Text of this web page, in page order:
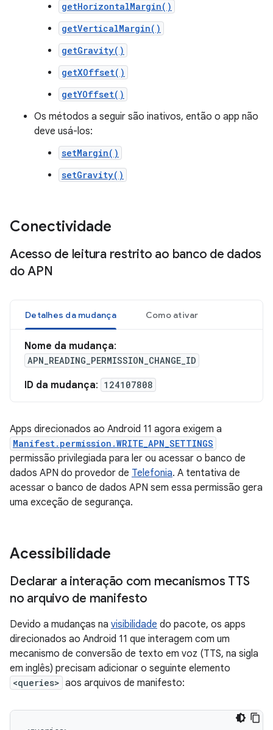
getHorizontalMargin()
getVerticalMargin()
getGravity()
getXOffset()
getYOffset()
Os métodos a seguir são inativos, então o app não
deve usá-los:
setMargin()
setGravity()
Conectividade
Acesso de leitura restrito ao banco de dados
do APN
Detalhes da mudança Como ativar
Nome da mudança:
APN_READING_PERMISSION_CHANGE_ID
ID da mudança: 124107808
Apps direcionados ao Android 11 agora exigem a
Manifest.permission.WRITE_APN_SETTINGS
permissão privilegiada para ler ou acessar o banco de
dados APN do provedor de Telefonia. A tentativa de
acessar o banco de dados APN sem essa permissão gera
uma exceção de segurança.
Acessibilidade
Declarar a interação com mecanismos TTS
no arquivo de manifesto
Devido a mudanças na visibilidade do pacote, os apps
direcionados ao Android 11 que interagem com um
mecanismo de conversão de texto em voz (TTS, na sigla
em inglês) precisam adicionar o seguinte elemento
<queries> aos arquivos de manifesto: